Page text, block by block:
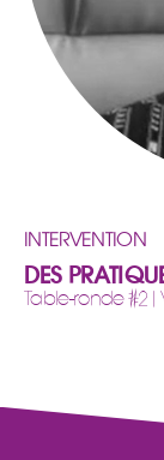
INTERVENTION
DES
Table-ronde #2|